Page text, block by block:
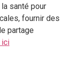
santé pour
fournir des
partage
ici